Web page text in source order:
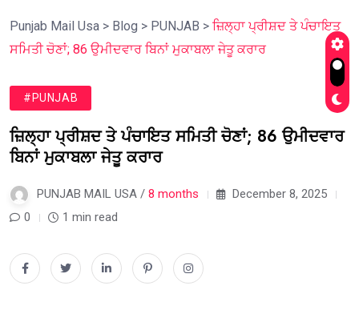
Punjab Mail Usa > Blog > PUNJAB > ਜ਼ਿਲ੍ਹਾ ਪ੍ਰੀਸ਼ਦ ਤੇ ਪੰਚਾਇਤ
ਸਮਿਤੀ ਚੋਣਾਂ; 86 ਉਮੀਦਵਾਰ ਬਿਨਾਂ ਮੁਕਾਬਲਾ ਜੇਤੂ ਕਰਾਰ
#PUNJAB
ਜ਼ਿਲ੍ਹਾ ਪ੍ਰੀਸ਼ਦ ਤੇ ਪੰਚਾਇਤ ਸਮਿਤੀ ਚੋਣਾਂ; 86 ਉਮੀਦਵਾਰ
ਬਿਨਾਂ ਮੁਕਾਬਲਾ ਜੇਤੂ ਕਰਾਰ
PUNJAB MAIL USA / 8 months
December 8, 2025
0
1 min read